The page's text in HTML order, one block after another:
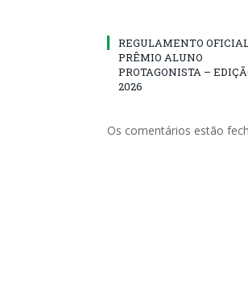
REGULAMENTO
PRÊMIO ALUNO
PROTAGONISTA –
2026
Os comentários estão